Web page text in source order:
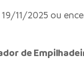
11/2025 ou
de